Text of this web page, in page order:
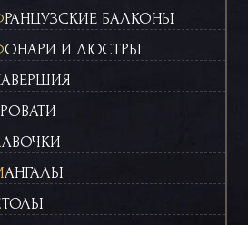
ФРАНЦУЗСКИЕ БАЛКОНЫ
ФОНАРИ И ЛЮСТРЫ
НАВЕРШИЯ
КРОВАТИ
ЛАВОЧКИ
МАНГАЛЫ
СТОЛЫ